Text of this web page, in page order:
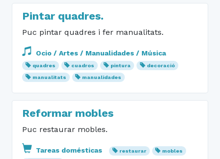
Pintar quadres.
Puc pintar quadres i fer manualitats.
Ocio / Artes / Manualidades / Música
quadres cuadros pintura
decoració
manualitats
manualidades
Reformar mobles
Puc restaurar mobles.
Tareas domésticas restaurar
mobles